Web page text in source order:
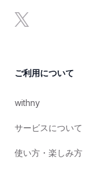
x
ご利用について
withny
サービスについて
使い方・楽しみ方